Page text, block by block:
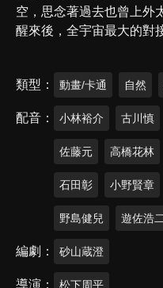
空，思念著過去也曾上外
醒來後，全宇宙最大的對
類型 動畫/卡通 自然
配音 小林裕介 古川慎
佐藤元 高橋花林
石田彰 小野賢章
野島健兒 遊佐浩二
編劇 砂山蔵澄
導演 松下周平